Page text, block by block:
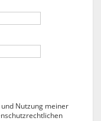
Nutzung meiner